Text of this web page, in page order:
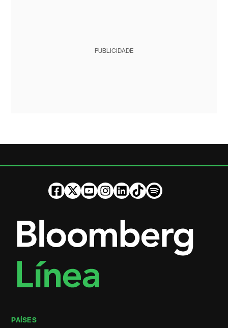
PUBLICIDADE
PAÍSES